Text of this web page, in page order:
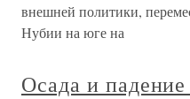
внешней политики,
Нубии на юге на
Осада и